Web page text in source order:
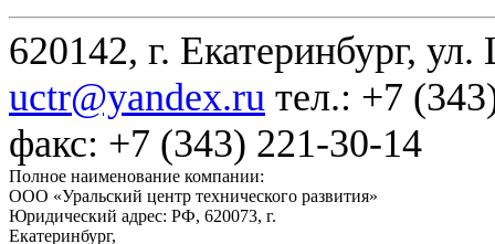
620142, г. Екатеринбург,
uctr@yandex.ru тел.: +7
факс: +7 (343) 221-30-14
Полное наименование компании:
ООО «Уральский центр технического развития»
Юридический адрес: РФ, 620073, г.
Екатеринбург,